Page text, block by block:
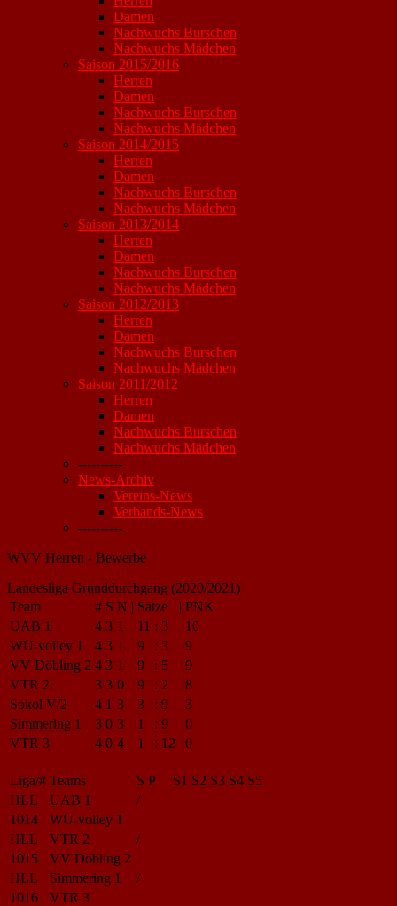
Damen
Nachwuchs Burschen
Nachwuchs Mädchen
Saison 2015/2016
Herren
Damen
Nachwuchs Burschen
Nachwuchs Mädchen
Saison 2014/2015
Herren
Damen
Nachwuchs Burschen
Nachwuchs Mädchen
Saison 2013/2014
Herren
Damen
Nachwuchs Burschen
Nachwuchs Mädchen
Saison 2012/2013
Herren
Damen
Nachwuchs Burschen
Nachwuchs Mädchen
Saison 2011/2012
Herren
Damen
Nachwuchs Burschen
Nachwuchs Mädchen
----------
News-Archiv
Vereins-News
Verbands-News
----------
WVV Herren - Bewerbe
Landesliga Grunddurchgang (2020/2021)
Team
# S N | Sätze | PNK
UAB 1
4 3 1 11 : 3
10
WU-volley 1
4 3 1 9 : 3
9
VV Döbling 2 4 3 1 9 : 5
9
VTR 2
3 3 0 9 : 2
8
Sokol V/2
4 1 3 3 : 9
3
Simmering 1
3 0 3 1 : 9
0
VTR 3
4 0 4 1 : 12 0
Liga/# Teams S P S1 S2 S3 S4 S5
HLL
UAB 1
/
1014
WU-volley 1
HLL
VTR 2
/
1015
VV Döbling 2
HLL
Simmering 1
/
1016
VTR 3